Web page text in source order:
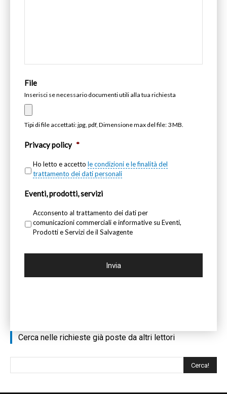
File
Inserisci se necessario documenti utili alla tua richiesta
Tipi di file accettati: jpg, pdf, Dimensione max del file: 3 MB.
Privacy policy *
Ho letto e accetto le condizioni e le finalità del
trattamento dei dati personali
Eventi, prodotti, servizi
Acconsento al trattamento dei dati per
comunicazioni commerciali e informative su Eventi,
Prodotti e Servizi de il Salvagente
Cerca nelle richieste già poste da altri lettori